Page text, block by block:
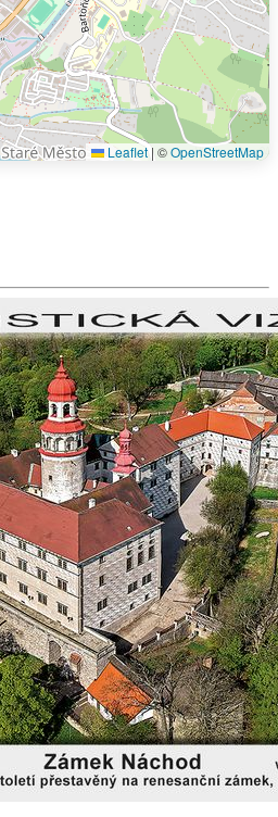
Leaflet | ©OpenStreetMap